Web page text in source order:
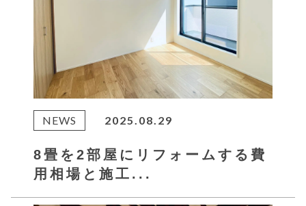
NEWS 2025.08.29
8畳を2部屋にリフォームする費
用相場と施工...